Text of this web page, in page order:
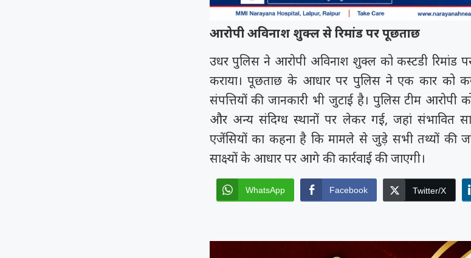
आरोपी अविनाश शुक्ल से रिमांड पर पूछताछ
उधर पुलिस ने आरोपी अविनाश शुक्ल को कस्टडी रिमांड
कराया। पूछताछ के आधार पर पुलिस ने एक कार को
संपत्तियों की जानकारी भी जुटाई है। पुलिस टीम आरोपी
और अन्य संदिग्ध स्थानों पर लेकर गई, जहां संभावित
एजेंसियों का कहना है कि मामले से जुड़े सभी तथ्यों की
साक्ष्यों के आधार पर आगे की कार्रवाई की जाएगी।
WhatsApp Facebook Twitter/X